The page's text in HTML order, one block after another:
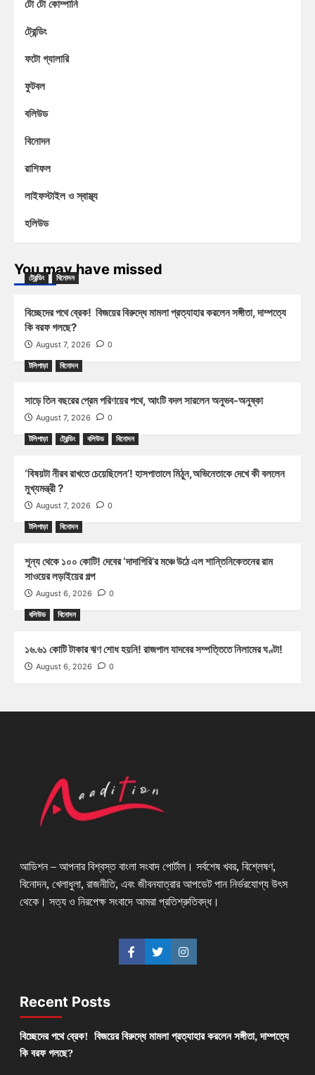
টো টো কোম্পানি
ট্রেন্ডিং
ফটো গ্যালারি
ফুটবল
বলিউড
বিনোদন
রাশিফল
লাইফস্টাইল ও স্বাস্থ্য
হলিউড
You may have missed
ট্রেন্ডিং বিনোদন
বিচ্ছেদের পথে ব্রেক! বিজয়ের বিরুদ্ধে মামলা প্রত্যাহার করলেন সঙ্গীতা, দাম্পত্যে
কি বরফ গলছে?
August 7, 2026 0
টলিপাড়া বিনোদন
সাড়ে তিন বছরের প্রেম পরিণয়ের পথে, আংটি বদল সারলেন অনুভব-অনুষ্কা
August 7, 2026 0
টলিপাড়া ট্রেন্ডিং বলিউড বিনোদন
‘বিষয়টা নীরব রাখতে চেয়েছিলেন’! হাসপাতালে মিঠুন,অভিনেতাকে দেখে কী বললেন
মুখ্যমন্ত্রী ?
August 7, 2026 0
টলিপাড়া বিনোদন
শূন্য থেকে ১০০ কোটি! দেবের ‘দাদাগিরি’র মঞ্চে উঠে এল শান্তিনিকেতনের রাম
সাওয়ের লড়াইয়ের গল্প
August 6, 2026 0
বলিউড বিনোদন
১৬.৬১ কোটি টাকার ঋণ শোধ হয়নি! রাজপাল যাদবের সম্পত্তিতে নিলামের ঘণ্টা!
August 6, 2026 0
আডিশন – আপনার বিশ্বস্ত বাংলা সংবাদ পোর্টাল। সর্বশেষ খবর, বিশ্লেষণ,
বিনোদন, খেলাধুলা, রাজনীতি, এবং জীবনযাত্রার আপডেট পান নির্ভরযোগ্য উৎস
থেকে। সত্য ও নিরপেক্ষ সংবাদে আমরা প্রতিশ্রুতিবদ্ধ।
Recent Posts
বিচ্ছেদের পথে ব্রেক! বিজয়ের বিরুদ্ধে মামলা প্রত্যাহার করলেন সঙ্গীতা, দাম্পত্যে
কি বরফ গলছে?